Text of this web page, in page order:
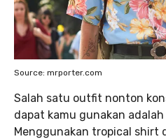
Source: mrporter.com
Salah satu outfit nonton
dapat kamu gunakan adalah
Menggunakan tropical